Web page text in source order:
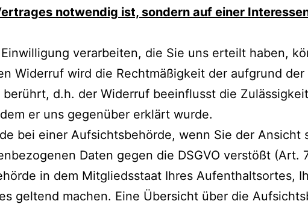
notwendig ist, sondern auf einer
verarbeiten, die Sie uns erteilt haben,
Widerruf wird die Rechtmäßigkeit der aufgrund
d.h. der Widerruf beeinflusst die
er uns gegenüber erklärt wurde.
bei einer Aufsichtsbehörde, wenn Sie der Ansicht
Daten gegen die DSGVO verstößt (Art.
in dem Mitgliedsstaat Ihres Aufenthaltsortes,
geltend machen. Eine Übersicht über die